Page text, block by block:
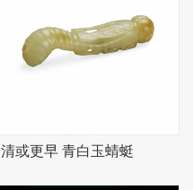
清或更早 青白玉蜻蜓